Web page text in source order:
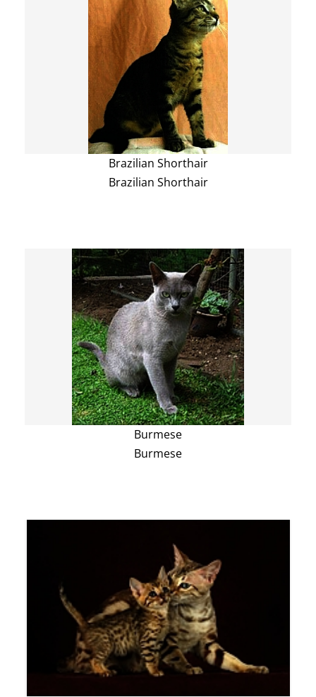
Brazilian Shorthair
Brazilian Shorthair
Burmese
Burmese